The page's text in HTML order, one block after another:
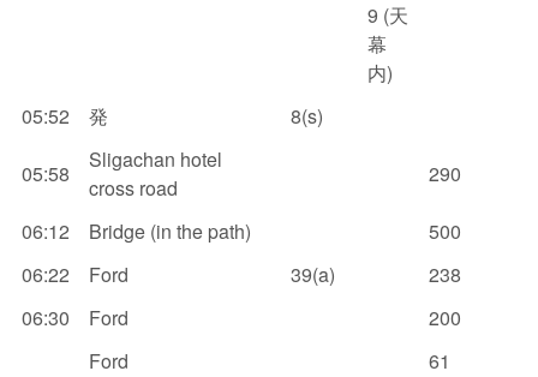
9 (天
幕
内)
05:52
発 8(s)
05:58
Sligachan hotel
cross road
290
06:12 Bridge (in the path)
500
06:22
Ford 39(a)
238
06:30
Ford
200
Ford
61